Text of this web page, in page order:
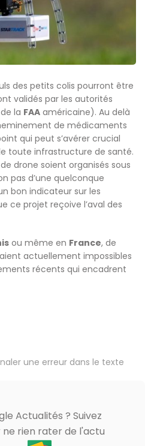
des petits colis pourront être
validés par les autorités
la FAA américaine). Au delà
de médicaments
qui peut s’avérer crucial
toute infrastructure de santé.
drone soient organisés sous
pas d’une quelconque
bon indicateur sur les
ce projet reçoive l’aval des
ou même en France, de
actuellement impossibles
récents qui encadrent
une erreur dans le texte
Actualités ? Suivez
ne rien rater de l'actu